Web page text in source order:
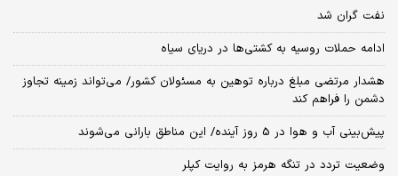
نفت گران شد
ادامه حملات روسیه به کشتی‌ها در دریای سیاه
هشدار مرتضی مبلغ درباره توهین به مسئولان کشور/ می‌تواند زمینه تجاوز
دشمن را فراهم کند
پیش‌بینی آب و هوا در 5 روز آینده/ این مناطق بارانی می‌شوند
وضعیت تردد در تنگه هرمز به روایت کپلر